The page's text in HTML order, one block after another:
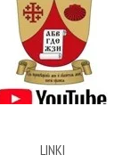
LINKI